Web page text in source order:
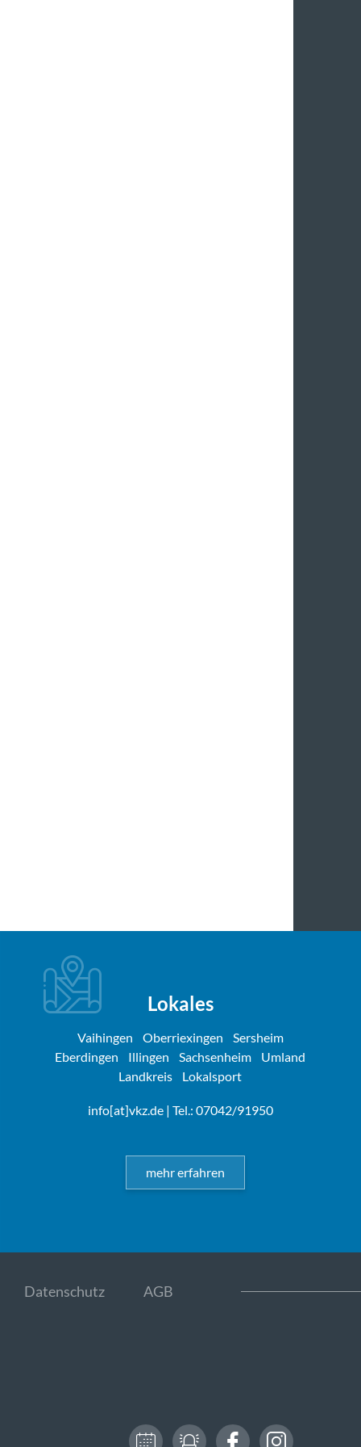
Lokales
Vaihingen Oberriexingen
Sersheim
Eberdingen
Illingen Sachsenheim
Umland
Landkreis
Lokalsport
info[at]vkz.de| Tel.: 07042/91950
mehr erfahren
Datenschutz AGB